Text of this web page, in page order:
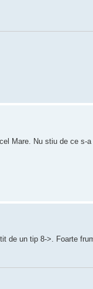
Mare. Nu stiu de ce s-
de un tip 8->. Foarte